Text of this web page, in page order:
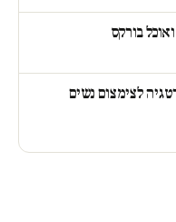
בורקס
לצימצום נשים